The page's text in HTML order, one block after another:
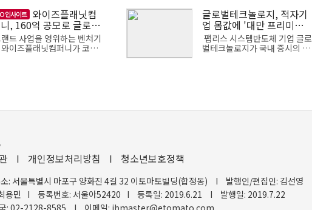
으로 결정됐...
이번 기업공...
인사이트 와이즈플래닛컴
, 160억 공모로 글로벌
드 사업을 영위하는 벤처기
이즈플래닛컴퍼니가 코스
글로벌테크놀로지, 적자기
업 몸값에 '대만 프리미
엄'…공모가 논란
팹리스 시스템반도체 기업 글로
벌테크놀로지가 국내 증시의 평
I 개인정보처리방침 I 청소년보호정책
: 서울특별시 마포구 양화진 4길 32 이토마토빌딩(합정동) I
발행인/편집인: 김선영
용민
I 등록번호: 서울아52420 I 등록일: 2019.6.21 I
발행일: 2019.7.22
: 02-2128-8585 I 이메일: ibmaster@etomato.com